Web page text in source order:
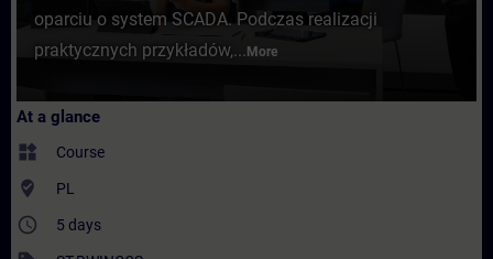
oparciu o system SCADA. Podczas realizacji
praktycznych przykładów,... More
At a glance
widgets Course
where_to_vote PL
access_time 5 days